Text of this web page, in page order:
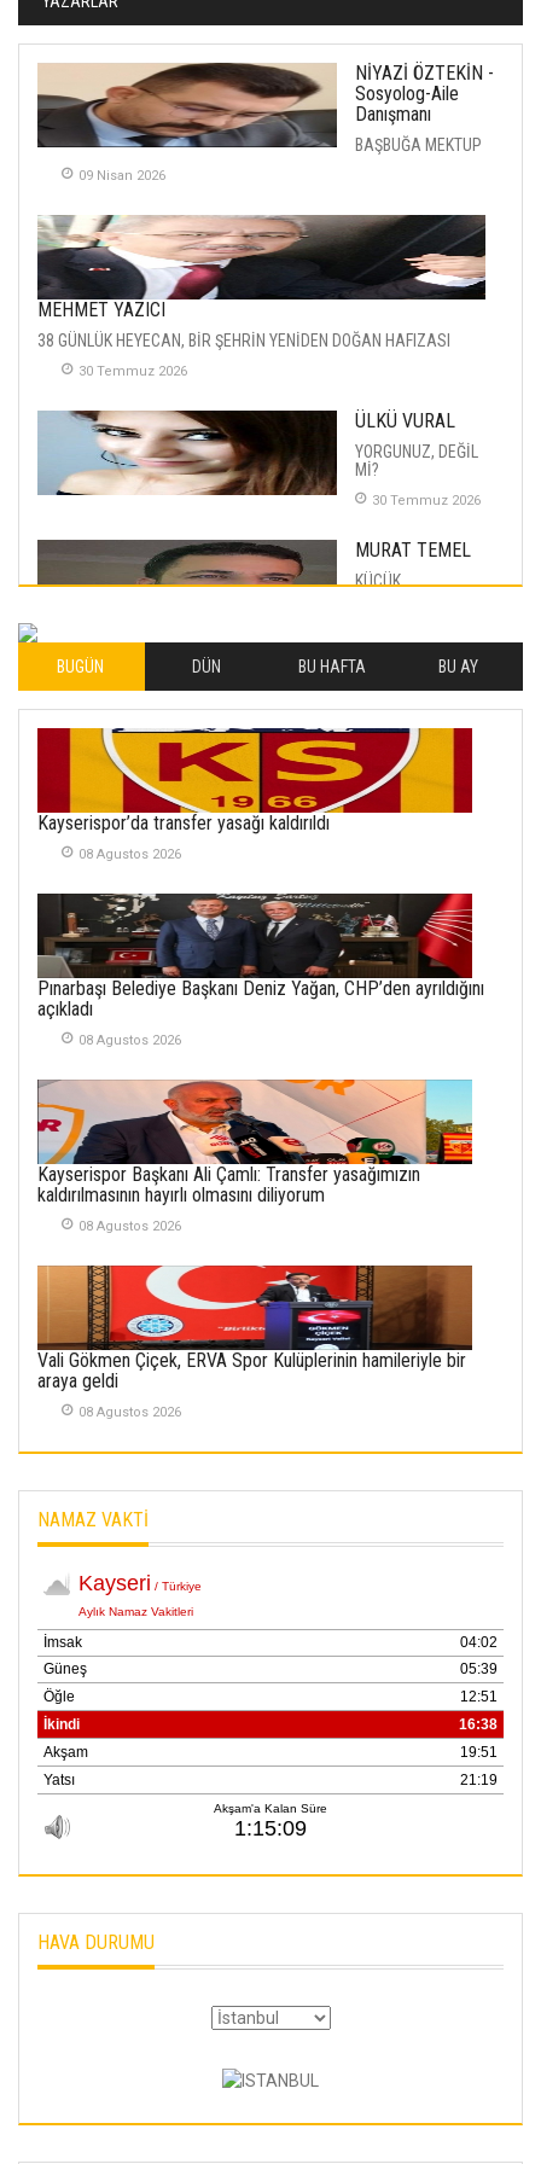
NİYAZİ ÖZTEKİN -
Sosyolog-Aile
Danışmanı
BAŞBUĞA MEKTUP
09 Nisan 2026
MEHMET YAZICI
38 GÜNLÜK HEYECAN, BİR ŞEHRİN YENİDEN DOĞAN HAFIZASI
30 Temmuz 2026
ÜLKÜ VURAL
YORGUNUZ, DEĞİL
Mİ?
30 Temmuz 2026
MURAT TEMEL
KÜÇÜK
İLHAN YILMAZ
SOFRADA AYRIMCILIK
VAR
26 Subat 2026
METİN ERTEM
21 Haziran 2026
SEMRA ŞAHİN
KENDİNE UYANMAK
İlgi Alanlarımız ve Biz
02 Ekim 2025
SABAHATTİN
puana Ulaştı
01 Mayis 2026
BUGÜN DÜN BU HAFTA BU AY
Kayserispor’da transfer yasağı kaldırıldı
08 Agustos 2026
Pınarbaşı Belediye Başkanı Deniz Yağan, CHP’den ayrıldığını
açıkladı
08 Agustos 2026
Kayserispor Başkanı Ali Çamlı: Transfer yasağımızın
kaldırılmasının hayırlı olmasını diliyorum
08 Agustos 2026
Vali Gökmen Çiçek, ERVA Spor Kulüplerinin hamileriyle bir
araya geldi
08 Agustos 2026
NAMAZ VAKTİ
HAVA DURUMU